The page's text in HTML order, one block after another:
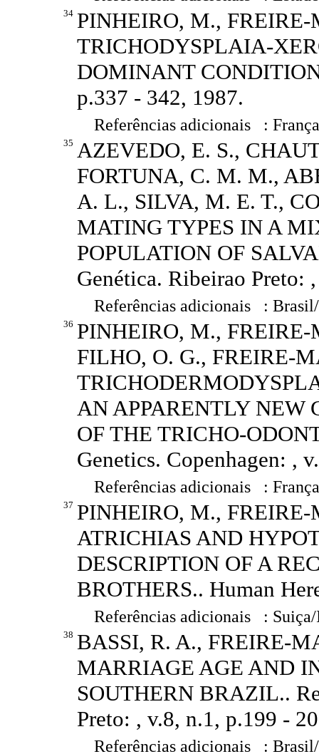
34 PINHEIRO, M.,
TRICHODYSPLAIA-
DOMINANT
p.337 - 342, 1987.
Referências adicionais :
35 AZEVEDO, E. S.,
FORTUNA, C. M. M.,
A. L., SILVA, M. E. T.,
MATING TYPES IN A
POPULATION OF
Genética. Ribeirao Preto:
Referências adicionais :
36 PINHEIRO, M.,
FILHO, O. G., FREIRE-
AN APPARENTLY NEW
OF THE TRICHO-
Genetics. Copenhagen: ,
Referências adicionais :
37 PINHEIRO, M.,
ATRICHIAS AND
DESCRIPTION OF A
BROTHERS.. Human
Referências adicionais :
38 BASSI, R. A., FREIRE-
MARRIAGE AGE AND
SOUTHERN BRAZIL..
Preto: , v.8, n.1, p.199 -
Referências adicionais :